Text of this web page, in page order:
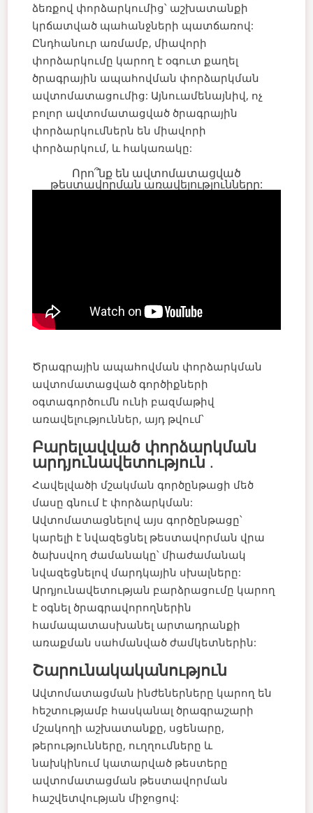
ձեռքով փորձարկումից՝ աշխատանքի
կրճատված պահանջների պատճառով:
Ընդհանուր առմամբ, միավորի
փորձարկումը կարող է օգուտ քաղել
ծրագրային ապահովման փորձարկման
ավտոմատացումից: Այնուամենայնիվ, ոչ
բոլոր ավտոմատացված ծրագրային
փորձարկումներն են միավորի
փորձարկում, և հակառակը:
Որո՞նք են ավտոմատացված
թեստավորման առավելությունները:
Ծրագրային ապահովման փորձարկման
ավտոմատացված գործիքների
օգտագործումն ունի բազմաթիվ
առավելություններ, այդ թվում՝
Բարելավված փորձարկման
արդյունավետություն .
Հավելվածի մշակման գործընթացի մեծ
մասը գնում է փորձարկման:
Ավտոմատացնելով այս գործընթացը՝
կարելի է նվազեցնել թեստավորման վրա
ծախսվող ժամանակը՝ միաժամանակ
նվազեցնելով մարդկային սխալները:
Արդյունավետության բարձրացումը կարող
է օգնել ծրագրավորողներին
համապատասխանել արտադրանքի
առաքման սահմանված ժամկետներին:
Շարունակականություն
Ավտոմատացման ինժեներները կարող են
հեշտությամբ հասկանալ ծրագրաշարի
մշակողի աշխատանքը, սցենարը,
թերությունները, ուղղումները և
նախկինում կատարված թեստերը
ավտոմատացման թեստավորման
հաշվետվության միջոցով: